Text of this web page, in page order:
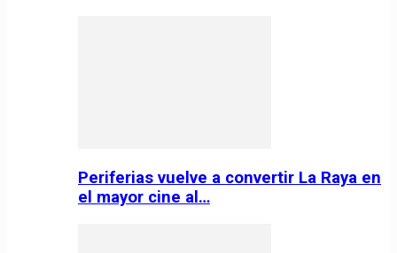
Periferias vuelve a convertir La Raya en
el mayor cine al…